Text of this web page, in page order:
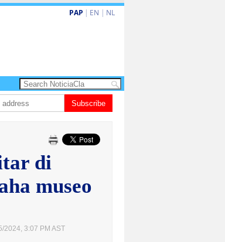
PAP | EN | NL
pa atende kehonan di ciudadano
Subscribe
di
museo
2024, 3:07 PM AST